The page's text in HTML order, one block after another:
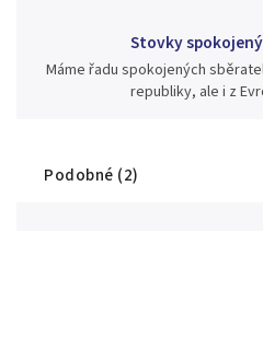
Stovky
Máme řadu spokojených
republiky, ale i z
Podobné (2)